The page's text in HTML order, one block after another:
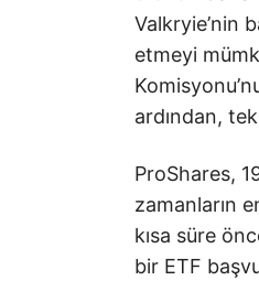
Valkryie’nin
etmeyi
ardından,
ProShares,
zamanların
kısa süre
bir ETF